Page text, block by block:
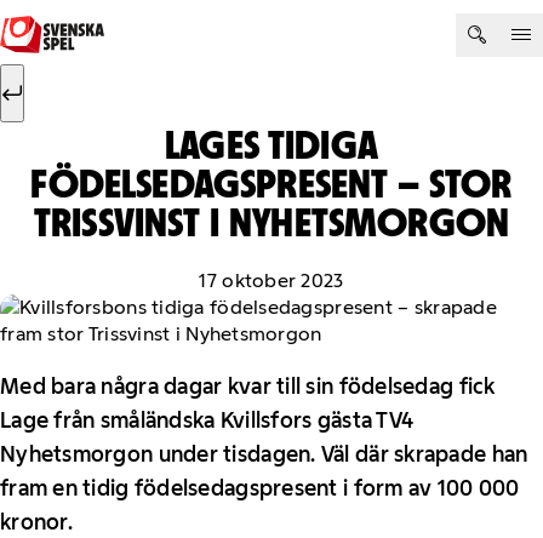
Hoppa till innehåll
Sök efter:
LAGES TIDIGA
FÖDELSEDAGSPRESENT – STOR
TRISSVINST I NYHETSMORGON
17 oktober 2023
Med bara några dagar kvar till sin födelsedag fick
Lage från småländska Kvillsfors gästa TV4
Nyhetsmorgon under tisdagen. Väl där skrapade han
fram en tidig födelsedagspresent i form av 100 000
kronor.